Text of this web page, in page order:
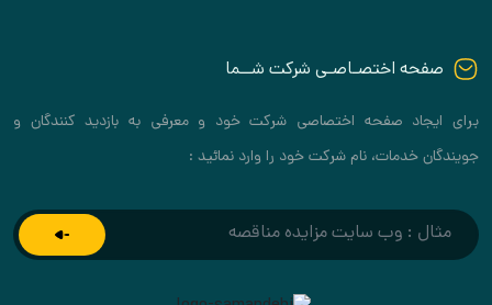
صفحه اختصـاصـی شرکت شــما
برای ایجاد صفحه اختصاصی شرکت خود و معرفی به بازدید کنندگان و
جویندگان خدمات، نام شرکت خود را وارد نمائید :